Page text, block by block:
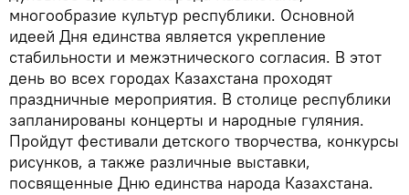
многообразие культур республики. Основной
идеей Дня единства является укрепление
стабильности и межэтнического согласия. В этот
день во всех городах Казахстана проходят
праздничные мероприятия. В столице республики
запланированы концерты и народные гуляния.
Пройдут фестивали детского творчества, конкурсы
рисунков, а также различные выставки,
посвященные Дню единства народа Казахстана.